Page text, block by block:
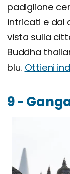
padiglione
intricati e dal
vista sulla
Buddha
blu. Ottieni
9 -